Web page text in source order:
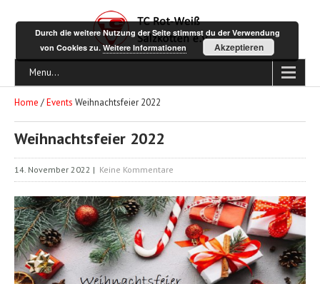
Menu...
Home /Events Weihnachtsfeier 2022
Weihnachtsfeier 2022
14. November 2022 | Keine Kommentare
Durch die weitere Nutzung der Seite stimmst du der Verwendung
von Cookies zu.Weitere Informationen Akzeptieren